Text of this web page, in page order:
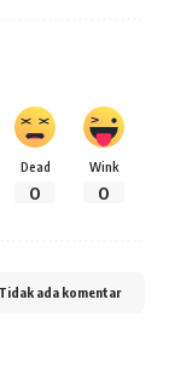
Dead
0
Wink
0
Tidak ada komentar